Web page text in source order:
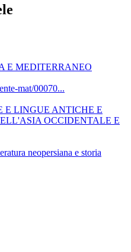
E MEDITERRANEO
mat/00070...
E LINGUE ANTICHE E
OCCIDENTALE E
neopersiana e storia